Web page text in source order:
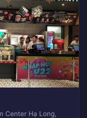
Center Hạ Long,